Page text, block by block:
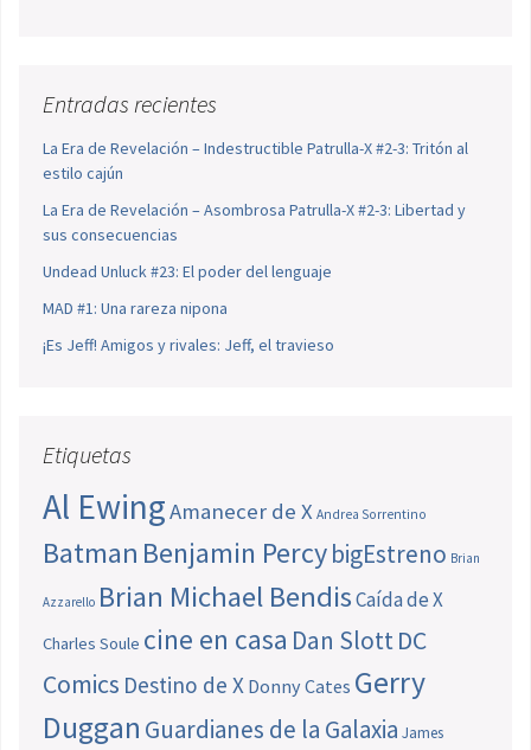
Entradas recientes
La Era de Revelación – Indestructible Patrulla-X #2-3: Tritón al
estilo cajún
La Era de Revelación – Asombrosa Patrulla-X #2-3: Libertad y
sus consecuencias
Undead Unluck #23: El poder del lenguaje
MAD #1: Una rareza nipona
¡Es Jeff! Amigos y rivales: Jeff, el travieso
Etiquetas
Al EwingAmanecer de X Andrea Sorrentino
Batman Benjamin PercybigEstreno Brian
Azzarello Brian Michael BendisCaída de X
Charles Soule cine en casa Dan SlottDC
Comics Destino de X Donny Cates Gerry
Duggan Guardianes de la Galaxia James